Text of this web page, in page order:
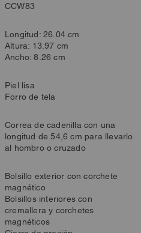
CCW83
Longitud: 26.04 cm
Altura: 13.97 cm
Ancho: 8.26 cm
Piel lisa
Forro de tela
Correa de cadenilla con una
longitud de 54,6 cm para llevarlo
al hombro o cruzado
Bolsillo exterior con corchete
magnético
Bolsillos interiores con
cremallera y corchetes
magnéticos